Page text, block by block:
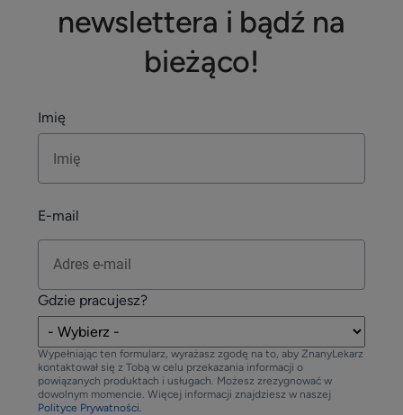
newslettera i bądź na
bieżąco!
Imię
E-mail
Gdzie pracujesz?
Wypełniając ten formularz, wyrażasz zgodę na to, aby ZnanyLekarz
kontaktował się z Tobą w celu przekazania informacji o
powiązanych produktach i usługach. Możesz zrezygnować w
dowolnym momencie. Więcej informacji znajdziesz w naszej
Polityce Prywatności.